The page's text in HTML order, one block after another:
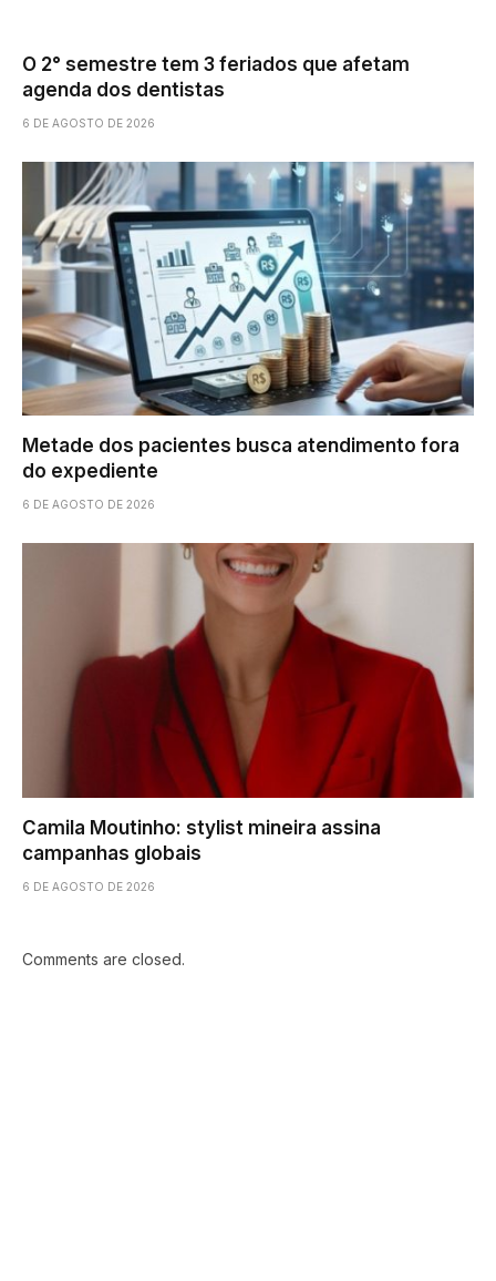
O 2° semestre tem 3 feriados que afetam
agenda dos dentistas
6 DE AGOSTO DE 2026
Metade dos pacientes busca atendimento fora
do expediente
6 DE AGOSTO DE 2026
Camila Moutinho: stylist mineira assina
campanhas globais
6 DE AGOSTO DE 2026
Comments are closed.